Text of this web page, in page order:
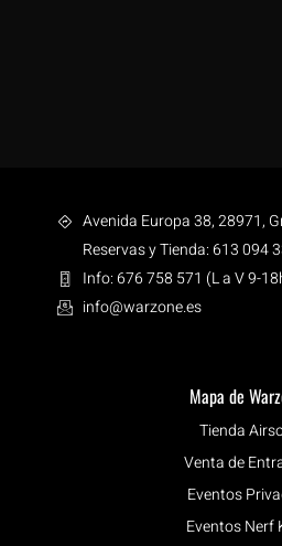
Avenida Europa 38, 28971,
Reservas y Tienda: 613 094
Info: 676 758 571 (L a V 9-
info@warzone.es
Mapa de
Tienda
Venta de
Eventos
Eventos Nerf